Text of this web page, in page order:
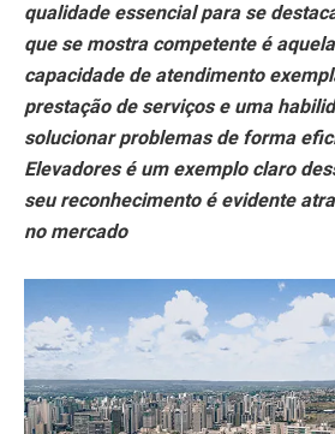
qualidade essencial para se
que se mostra competente é
capacidade de atendimento
prestação de serviços e uma
solucionar problemas de forma
Elevadores é um exemplo claro
seu reconhecimento é evidente
no mercado